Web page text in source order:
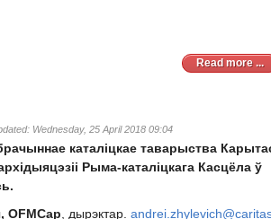
Read more ...
Wednesday, 25 April 2018 09:04
каталiцкае таварыства
Рыма-каталiцкага Касцёла ў
OFMCap , дырэктар.